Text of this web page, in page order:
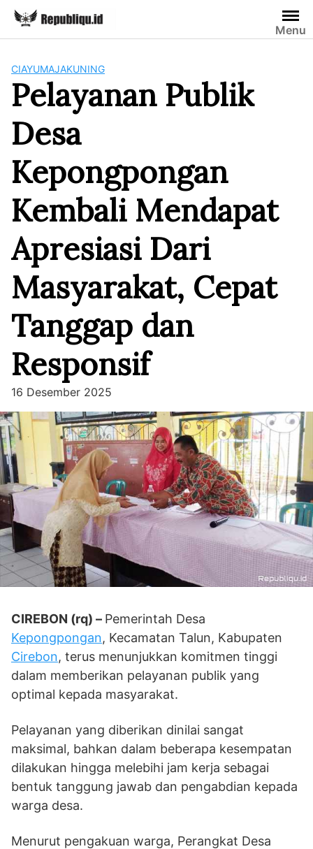
Skip
content
Menu
CIAYUMAJAKUNING
Pelayanan Publik
Desa
Kepongpongan
Kembali Mendapat
Apresiasi Dari
Masyarakat, Cepat
Tanggap dan
Responsif
16 Desember 2025
CIREBON (rq) – Pemerintah Desa
Kepongpongan, Kecamatan Talun, Kabupaten
Cirebon, terus menunjukkan komitmen tinggi
dalam memberikan pelayanan publik yang
optimal kepada masyarakat.
Pelayanan yang diberikan dinilai sangat
maksimal, bahkan dalam beberapa kesempatan
dilakukan hingga melebihi jam kerja sebagai
bentuk tanggung jawab dan pengabdian kepada
warga desa.
Menurut pengakuan warga, Perangkat Desa